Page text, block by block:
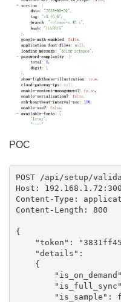
POC
POST /api/setup/
Host:
Content-Type:
Content-Length: 800
{
"token":
    "details":
    {
"is_sample":